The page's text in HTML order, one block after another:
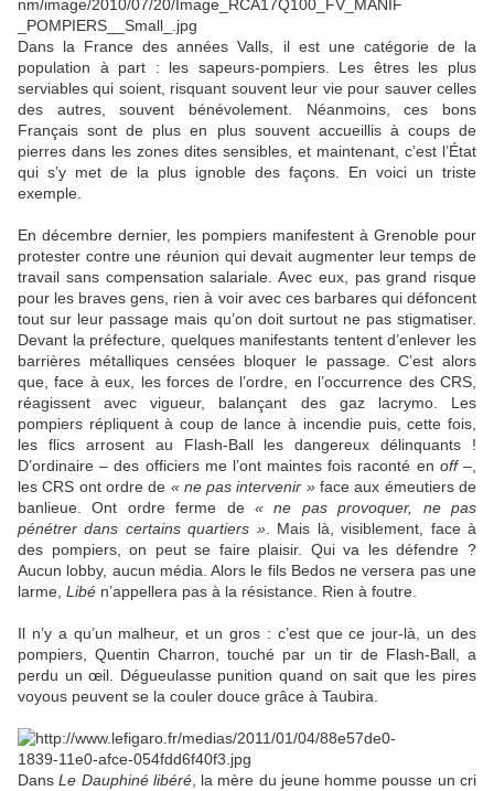
Dans la France des années Valls, il est une catégorie de la
population à part : les sapeurs-pompiers. Les êtres les plus
serviables qui soient, risquant souvent leur vie pour sauver celles
des autres, souvent bénévolement. Néanmoins, ces bons
Français sont de plus en plus souvent accueillis à coups de
pierres dans les zones dites sensibles, et maintenant, c’est l’État
qui s’y met de la plus ignoble des façons. En voici un triste
exemple.
En décembre dernier, les pompiers manifestent à Grenoble pour
protester contre une réunion qui devait augmenter leur temps de
travail sans compensation salariale. Avec eux, pas grand risque
pour les braves gens, rien à voir avec ces barbares qui défoncent
tout sur leur passage mais qu’on doit surtout ne pas stigmatiser.
Devant la préfecture, quelques manifestants tentent d’enlever les
barrières métalliques censées bloquer le passage. C’est alors
que, face à eux, les forces de l’ordre, en l’occurrence des CRS,
réagissent avec vigueur, balançant des gaz lacrymo. Les
pompiers répliquent à coup de lance à incendie puis, cette fois,
les flics arrosent au Flash-Ball les dangereux délinquants !
D’ordinaire – des officiers me l’ont maintes fois raconté en off–,
les CRS ont ordre de « ne pas intervenir »face aux émeutiers de
banlieue. Ont ordre ferme de « ne pas provoquer, ne pas
pénétrer dans certains quartiers ». Mais là, visiblement, face à
des pompiers, on peut se faire plaisir. Qui va les défendre ?
Aucun lobby, aucun média. Alors le fils Bedos ne versera pas une
larme, Libé n’appellera pas à la résistance. Rien à foutre.
Il n’y a qu’un malheur, et un gros : c’est que ce jour-là, un des
pompiers, Quentin Charron, touché par un tir de Flash-Ball, a
perdu un œil. Dégueulasse punition quand on sait que les pires
voyous peuvent se la couler douce grâce à Taubira.
DansLe Dauphiné libéré, la mère du jeune homme pousse un cri